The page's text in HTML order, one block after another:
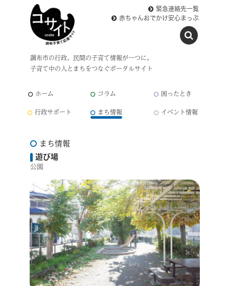
調布市の行政、民間の子育て情報が一つに。
子育て中の人とまちをつなぐポータルサイト
緊急連絡先一覧
赤ちゃんおでかけ安心まっぷ
ホーム コラム
困ったとき
行政サポート
まち情報 イベント情報
まち情報
遊び場
公園